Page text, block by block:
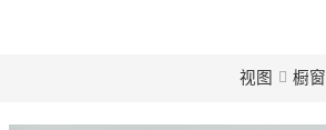
视图 橱窗